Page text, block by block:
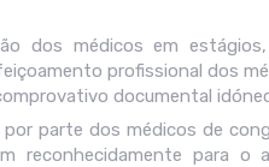
dos médicos em
profissional dos
documental
parte dos médicos de
reconhecidamente para o